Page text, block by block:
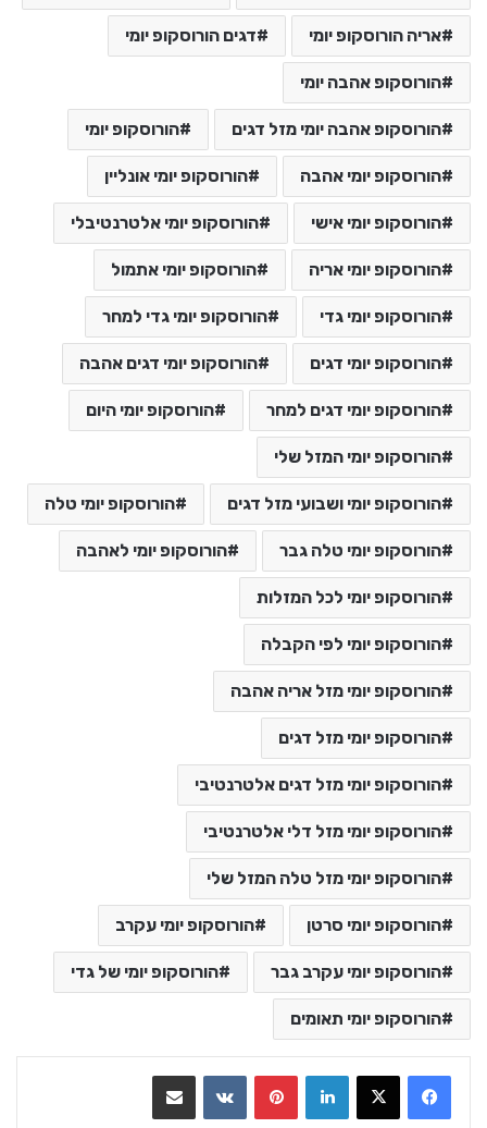
אריה הורוסקופ יומי דגים הורוסקופ יומי
הורוסקופ אהבה יומי
הורוסקופ אהבה יומי מזל דגים הורוסקופ יומי
הורוסקופ יומי אהבה הורוסקופ יומי אונליין
הורוסקופ יומי אישי הורוסקופ יומי אלטרנטיבלי
הורוסקופ יומי אריה הורוסקופ יומי אתמול
הורוסקופ יומי גדי הורוסקופ יומי גדי למחר
הורוסקופ יומי דגים הורוסקופ יומי דגים אהבה
הורוסקופ יומי דגים למחר הורוסקופ יומי היום
הורוסקופ יומי המזל שלי
הורוסקופ יומי ושבועי מזל דגים הורוסקופ יומי טלה
הורוסקופ יומי טלה גבר הורוסקופ יומי לאהבה
הורוסקופ יומי לכל המזלות
הורוסקופ יומי לפי הקבלה
הורוסקופ יומי מזל אריה אהבה
הורוסקופ יומי מזל דגים
הורוסקופ יומי מזל דגים אלטרנטיבי
הורוסקופ יומי מזל דלי אלטרנטיבי
הורוסקופ יומי מזל טלה המזל שלי
הורוסקופ יומי סרטן הורוסקופ יומי עקרב
הורוסקופ יומי עקרב גבר הורוסקופ יומי של גדי
הורוסקופ יומי תאומים
LinkedIn
VKontakte